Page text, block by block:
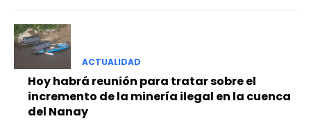
ACTUALIDAD
Hoy habrá reunión para tratar sobre el
incremento de la minería ilegal en la cuenca
del Nanay